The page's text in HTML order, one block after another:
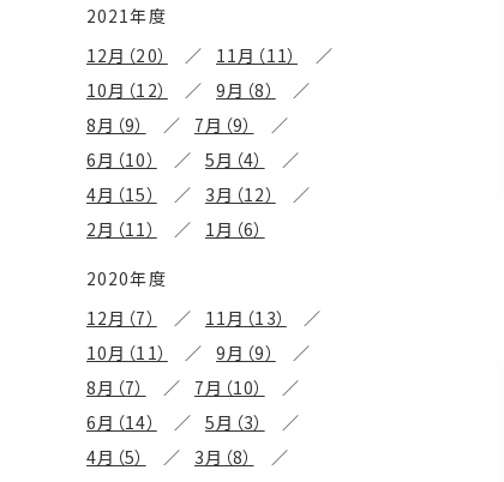
2021年度
12月（20）
11月（11）
10月（12）
9月（8）
8月（9）
7月（9）
6月（10）
5月（4）
4月（15）
3月（12）
2月（11）
1月（6）
2020年度
12月（7）
11月（13）
10月（11）
9月（9）
8月（7）
7月（10）
6月（14）
5月（3）
4月（5）
3月（8）